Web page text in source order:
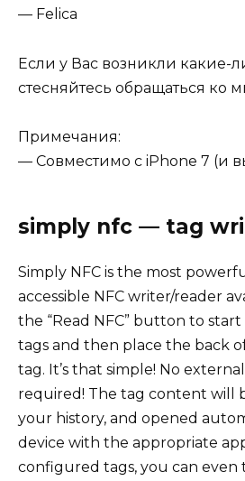
— Felica
Если у Вас возникли какие-
стесняйтесь обращаться ко
Примечания:
— Совместимо с iPhone 7 (и
‎simply nfc — tag
Simply NFC is the most
accessible NFC writer/reader
the “Read NFC” button to
tags and then place the back
tag. It’s that simple! No
required! The tag content will
your history, and opened
device with the appropriate
configured tags, you can even